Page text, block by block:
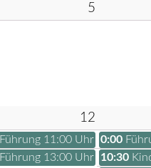
5
12
Führung 11:00 Uhr - Tickets
0:00
Führung 13:00 Uhr - Tickets
10:30